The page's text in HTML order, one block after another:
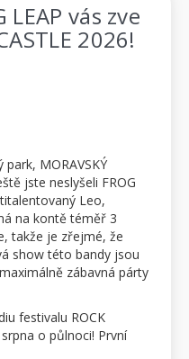
LEAP vás zve
2026!
park, MORAVSKÝ
jste neslyšeli FROG
Leo,
na kontě téměř 3
takže je zřejmé, že
show této bandy jsou
zábavná párty
festivalu ROCK
o půlnoci! První